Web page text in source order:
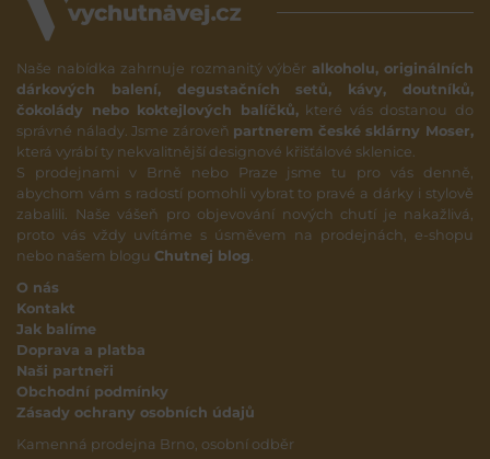
Naše nabídka zahrnuje rozmanitý výběr alkoholu, originálních
dárkových balení, degustačních setů, kávy, doutníků,
čokolády nebo koktejlových balíčků,které vás dostanou do
správné nálady. Jsme zároveň partnerem české sklárny Moser,
která vyrábí ty nekvalitnější designové křišťálové sklenice.
S prodejnami v Brně nebo Praze jsme tu pro vás denně,
abychom vám s radostí pomohli vybrat to pravé a dárky i stylově
zabalili. Naše vášeň pro objevování nových chutí je nakažlivá,
proto vás vždy uvítáme s úsměvem na prodejnách, e-shopu
nebo našem blogu Chutnej blog
O nás
Kontakt
Jak balíme
Doprava a platba
Naši partneři
Obchodní podmínky
Zásady ochrany osobních údajů
Kamenná prodejna Brno, osobní odběr